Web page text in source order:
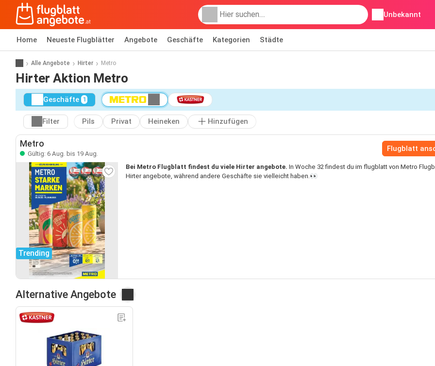
Unbekannt
Home Neueste Flugblätter Angebote Geschäfte Kategorien Städte
Alle Angebote Hirter Metro
Hirter Aktion Metro
Geschäfte 1
Filter Pils Privat Heineken Hinzufügen
Metro
Gültig: 6 Aug. bis 19 Aug.
Flugblatt
Trending
Bei Metro Flugblatt findest du viele Hirter angebote. In Woche 32 findest du im flugblatt von Metro
Hirter angebote, während andere Geschäfte sie vielleicht haben.👀
Alternative Angebote